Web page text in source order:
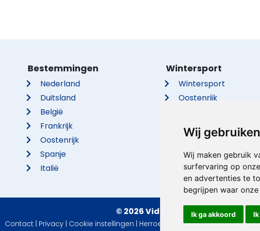
Wij
Wij maken gebruik
surfervaring op
en advertenties te
begrijpen waar
Ik ga akkoord
Bestemmingen
Nederland
Duitsland
België
Frankrijk
Oostenrijk
Spanje
Italië
Wintersport
Wintersport
Oostenrijk
Italië
Duitsland
Zwitserland
Tsjechië
© 2026 VidaVilla.com
Contact Privacy Cookie instellingen Herroepingsrecht|